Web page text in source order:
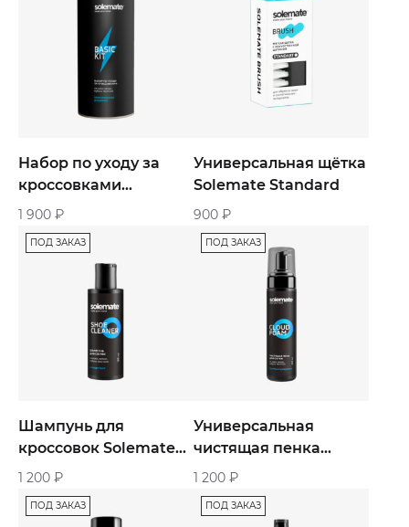
Набор по уходу за
кроссовками
Solemate Basic Kit
1 900 ₽
Универсальная щётка
Solemate Standard
900 ₽
ПОД ЗАКАЗ
Шампунь для
кроссовок Solemate
Cleaner
1 200 ₽
ПОД ЗАКАЗ
Универсальная
чистящая пенка
Solemate Cloud Foam
1 200 ₽
ПОД ЗАКАЗ ПОД ЗАКАЗ